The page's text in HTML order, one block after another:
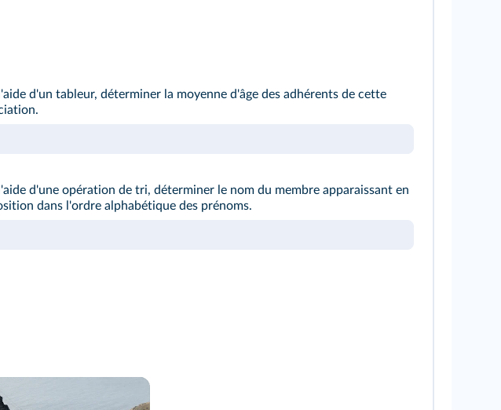
d'un tableur, déterminer la moyenne d'âge des adhérents de cette
d'une opération de tri, déterminer le nom du membre apparaissant en
dans l'ordre alphabétique des prénoms.